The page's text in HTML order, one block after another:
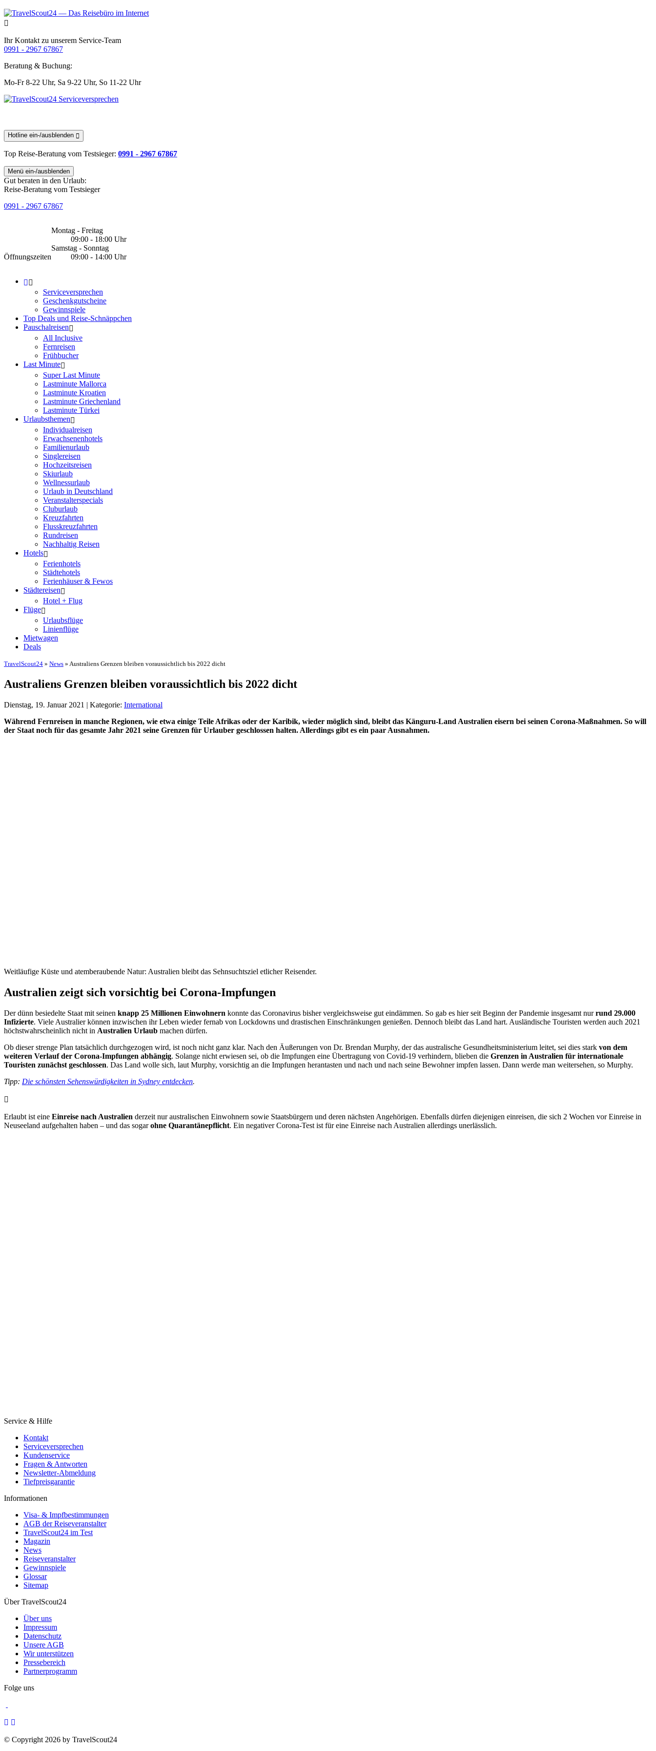
Ihr Kontakt zu unserem Service-Team
0991 - 2967 67867
Beratung & Buchung:
Mo-Fr 8-22 Uhr, Sa 9-22 Uhr, So 11-22 Uhr
Hotline ein-/ausblenden
Top Reise-Beratung vom Testsieger: 0991 - 2967 67867
Menü ein-/ausblenden
Gut beraten in den Urlaub:
Reise-Beratung vom Testsieger
0991 - 2967 67867
Öffnungszeiten
Montag - Freitag
09:00 - 18:00 Uhr
Samstag - Sonntag
09:00 - 14:00 Uhr
Serviceversprechen
Geschenkgutscheine
Gewinnspiele
Top Deals und Reise-Schnäppchen
Pauschalreisen
All Inclusive
Fernreisen
Frühbucher
Last Minute
Super Last Minute
Lastminute Mallorca
Lastminute Kroatien
Lastminute Griechenland
Lastminute Türkei
Urlaubsthemen
Individualreisen
Erwachsenenhotels
Familienurlaub
Singlereisen
Hochzeitsreisen
Skiurlaub
Wellnessurlaub
Urlaub in Deutschland
Veranstalterspecials
Cluburlaub
Kreuzfahrten
Flusskreuzfahrten
Rundreisen
Nachhaltig Reisen
Hotels
Ferienhotels
Städtehotels
Ferienhäuser & Fewos
Städtereisen
Hotel + Flug
Flüge
Urlaubsflüge
Linienflüge
Mietwagen
Deals
TravelScout24 » News » Australiens Grenzen bleiben voraussichtlich bis 2022 dicht
Australiens Grenzen bleiben voraussichtlich bis 2022 dicht
Dienstag, 19. Januar 2021 | Kategorie: International
Während Fernreisen in manche Regionen, wie etwa einige Teile Afrikas oder der Karibik, wieder möglich sind, bleibt das Känguru-Land Australien eisern bei seinen Corona-Maßnahmen. So will
der Staat noch für das gesamte Jahr 2021 seine Grenzen für Urlauber geschlossen halten. Allerdings gibt es ein paar Ausnahmen.
Weitläufige Küste und atemberaubende Natur: Australien bleibt das Sehnsuchtsziel etlicher Reisender.
Australien zeigt sich vorsichtig bei Corona-Impfungen
Der dünn besiedelte Staat mit seinen knapp 25 Millionen Einwohnern konnte das Coronavirus bisher vergleichsweise gut eindämmen. So gab es hier seit Beginn der Pandemie insgesamt nurrund 29.000
Infizierte. Viele Australier können inzwischen ihr Leben wieder fernab von Lockdowns und drastischen Einschränkungen genießen. Dennoch bleibt das Land hart. Ausländische Touristen werden auch 2021
höchstwahrscheinlich nicht in Australien Urlaub machen dürfen.
Ob dieser strenge Plan tatsächlich durchgezogen wird, ist noch nicht ganz klar. Nach den Äußerungen von Dr. Brendan Murphy, der das australische Gesundheitsministerium leitet, sei dies stark von dem
weiteren Verlauf der Corona-Impfungen abhängig. Solange nicht erwiesen sei, ob die Impfungen eine Übertragung von Covid-19 verhindern, blieben die Grenzen in Australien für internationale
Touristen zunächst geschlossen. Das Land wolle sich, laut Murphy, vorsichtig an die Impfungen herantasten und nach und nach seine Bewohner impfen lassen. Dann werde man weitersehen, so Murphy.
Tipp: Die schönsten Sehenswürdigkeiten in Sydney entdecken.
Erlaubt ist eine Einreise nach Australien derzeit nur australischen Einwohnern sowie Staatsbürgern und deren nächsten Angehörigen. Ebenfalls dürfen diejenigen einreisen, die sich 2 Wochen vor Einreise in
Neuseeland aufgehalten haben – und das sogarohne Quarantänepflicht. Ein negativer Corona-Test ist für eine Einreise nach Australien allerdings unerlässlich.
Service & Hilfe
Kontakt
Serviceversprechen
Kundenservice
Fragen & Antworten
Newsletter-Abmeldung
Tiefpreisgarantie
Informationen
Visa- & Impfbestimmungen
AGB der Reiseveranstalter
TravelScout24 im Test
Magazin
News
Reiseveranstalter
Gewinnspiele
Glossar
Sitemap
Über TravelScout24
Über uns
Impressum
Datenschutz
Unsere AGB
Wir unterstützen
Pressebereich
Partnerprogramm
Folge uns
© Copyright 2026 by TravelScout24